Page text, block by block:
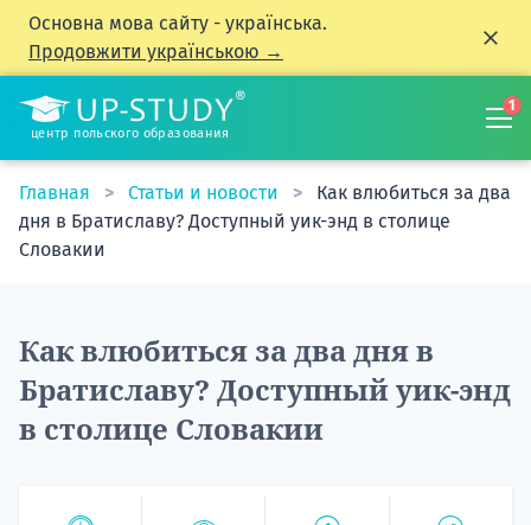
Основна мова сайту - українська.
Продовжити українською →
центр польского образования
1
Главная Статьи и новости
Как влюбиться за два
дня в Братиславу? Доступный уик-энд в столице
Словакии
Как влюбиться за два дня в
Братиславу? Доступный уик-энд
в столице Словакии